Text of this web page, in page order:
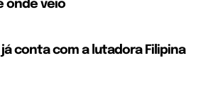
onde veio
conta com a lutadora Filipina